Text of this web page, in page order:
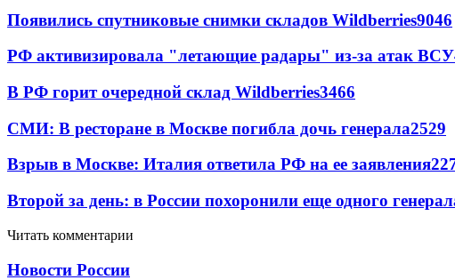
Появились спутниковые снимки складов Wildberries9046
РФ активизировала "летающие радары" из-за атак ВСУ
В РФ горит очередной склад Wildberries3466
СМИ: В ресторане в Москве погибла дочь генерала2529
Взрыв в Москве: Италия ответила РФ на ее заявления
Второй за день: в России похоронили еще одного
Читать комментарии
Новости России